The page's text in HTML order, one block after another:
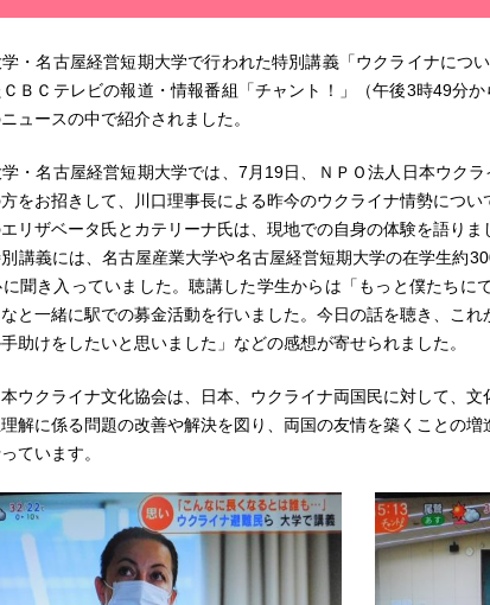
・名古屋経営短期大学で行われた特別講義「ウクライナにつ
ＢＣテレビの報道・情報番組「チャント！」（午後3時49分
ュースの中で紹介されました。
・名古屋経営短期大学では、7月19日、ＮＰＯ法人日本ウク
をお招きして、川口理事長による昨今のウクライナ情勢につ
リザベータ氏とカテリーナ氏は、現地での自身の体験を語り
講義には、名古屋産業大学や名古屋経営短期大学の在学生約
聞き入っていました。聴講した学生からは「もっと僕たちに
なと一緒に駅での募金活動を行いました。今日の話を聴き、こ
助けをしたいと思いました」などの感想が寄せられました。
ウクライナ文化協会は、日本、ウクライナ両国民に対して、文
解に係る問題の改善や解決を図り、両国の友情を築くことの
ています。